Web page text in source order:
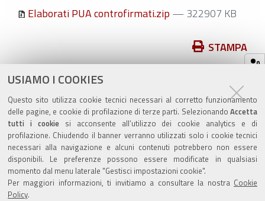
USIAMO I COOKIES
Questo sito utilizza cookie tecnici necessari al corretto funzionamento
delle pagine, e cookie di profilazione di terze parti. Selezionando Accetta
tutti i cookiesi acconsente all’utilizzo dei cookie analytics e di
profilazione. Chiudendo il banner verranno utilizzati solo i cookie tecnici
necessari alla navigazione e alcuni contenuti potrebbero non essere
disponibili. Le preferenze possono essere modificate in qualsiasi
momento dal menu laterale "Gestisci impostazioni cookie".
Per maggiori informazioni, ti invitiamo a consultare la nostra Cookie
Policy.
Elaborati PUA controfirmati.zip — 322907 KB
sul
documento
STAMPA
ultima modifica
Valuta questo sito